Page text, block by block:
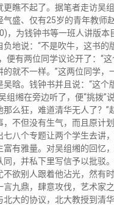
信息化服务
三创大赛
实用信息
总会简介
会长致辞
总会章程
理事会名单
制度法规
联系我们
关闭
更瞧不起了。据笔者走访吴
气盛、仅有25岁的青年教师
，为钱钟书等一班人讲版本
负地说：“不是吹牛，这书的
便有两位同学议论开了：“
的就不一样。”这两位同学，
吴晗。钱钟书并且说：“这个
组缃在旁边听了，便“挑拨”
那么狂，难道清华无人了？”
，不但没有生气，而且原计
七八个专题让两个学生去讲
富有雅量。对吴组缃的回忆
同，并私下里写信予以批驳
不欲别人跟着他沾光，然有
言九鼎，肆意攻伐，艺术家之
北大的协议，北大教授到清